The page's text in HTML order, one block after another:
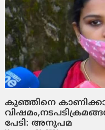
കുഞ്ഞിനെ
പേടി: അനുപമ